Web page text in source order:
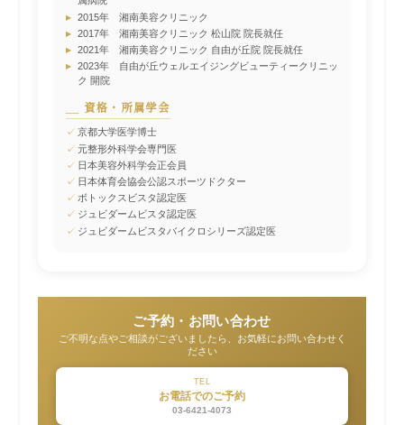
▸
2015年 湘南美容クリニック
▸
2017年 湘南美容クリニック 松山院 院長就任
▸
2021年 湘南美容クリニック 自由が丘院 院長就任
▸
2023年 自由が丘ウェルエイジングビューティークリニッ
ク 開院
資格・所属学会
✓ 京都大学医学博士
✓ 元整形外科学会専門医
✓ 日本美容外科学会正会員
✓ 日本体育会協会公認スポーツドクター
✓ ボトックスビスタ認定医
✓ ジュビダームビスタ認定医
✓ ジュビダームビスタバイクロシリーズ認定医
ご予約・お問い合わせ
ご不明な点やご相談がございましたら、お気軽にお問い合わせく
ださい
TEL
お電話でのご予約
03-6421-4073